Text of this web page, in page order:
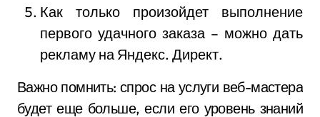
Как только произойдет выполнение
первого удачного заказа – можно дать
рекламу на Яндекс. Директ.
Важно помнить: спрос на услуги веб-мастера
будет еще больше, если его уровень знаний